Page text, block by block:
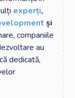
experți,
și
companiile
au
dedicată,